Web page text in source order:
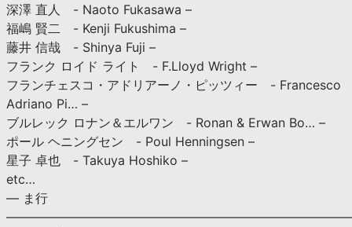
深澤 直人 - Naoto Fukasawa –
福嶋 賢二 - Kenji Fukushima –
藤井 信哉 - Shinya Fuji –
フランク ロイド ライト - F.Lloyd Wright –
フランチェスコ・アドリアーノ・ピッツィー - Francesco
Adriano Pi… –
ブルレック ロナン＆エルワン - Ronan & Erwan Bo… –
ポール ヘニングセン - Poul Henningsen –
星子 卓也 - Takuya Hoshiko –
etc…
— ま行